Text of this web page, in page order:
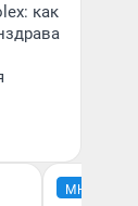
как
МНЕНИЕ